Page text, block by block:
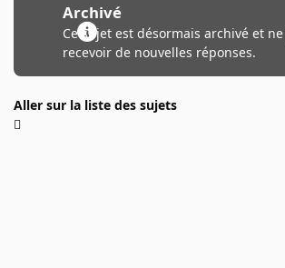
Archivé
Ce sujet est désormais archivé et
recevoir de nouvelles réponses.
Aller sur la liste des sujets